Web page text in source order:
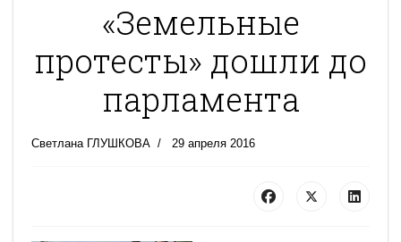
«Земельные
протесты» дошли до
парламента
Светлана ГЛУШКОВА 29 апреля 2016